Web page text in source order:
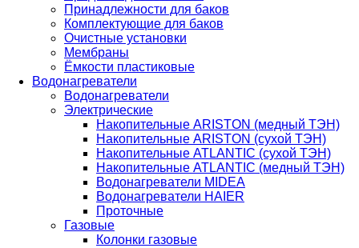
Принадлежности для баков
Комплектующие для баков
Очистные установки
Мембраны
Ёмкости пластиковые
Водонагреватели
Водонагреватели
Электрические
Накопительные ARISTON (медный ТЭН)
Накопительные ARISTON (сухой ТЭН)
Накопительные ATLANTIC (сухой ТЭН)
Накопительные ATLANTIC (медный ТЭН)
Водонагреватели MIDEA
Водонагреватели HAIER
Проточные
Газовые
Колонки газовые